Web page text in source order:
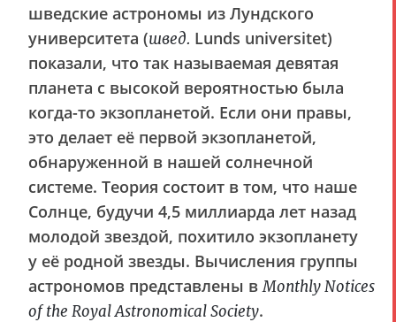
шведские астрономы из Лундского
университета (швед. Lunds universitet)
показали, что так называемая девятая
планета с высокой вероятностью была
когда-то экзопланетой. Если они правы,
это делает её первой экзопланетой,
обнаруженной в нашей солнечной
системе. Теория состоит в том, что наше
Солнце, будучи 4,5 миллиарда лет назад
молодой звездой, похитило экзопланету
у её родной звезды. Вычисления группы
астрономов представлены вMonthly Notices
of the Royal Astronomical Society.